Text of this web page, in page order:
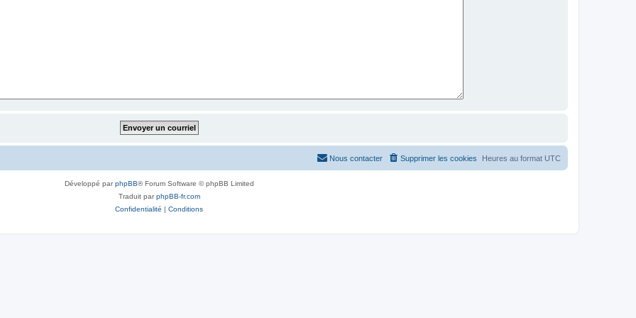
Heures au format UTC
Supprimer les cookies
Nous contacter
Développé parphpBB® Forum Software © phpBB Limited
Traduit parphpBB-fr.com
Confidentialité | Conditions